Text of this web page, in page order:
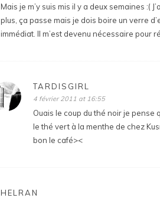
Mais je m’y suis mis il y a deux semaines :(
plus, ça passe mais je dois boire un verre
immédiat. Il m’est devenu nécessaire pour
TARDISGIRL
4 février 2011 at 16:55
Ouais le coup du thé noir je pense
le thé vert à la menthe de chez
bon le café><
HELRAN